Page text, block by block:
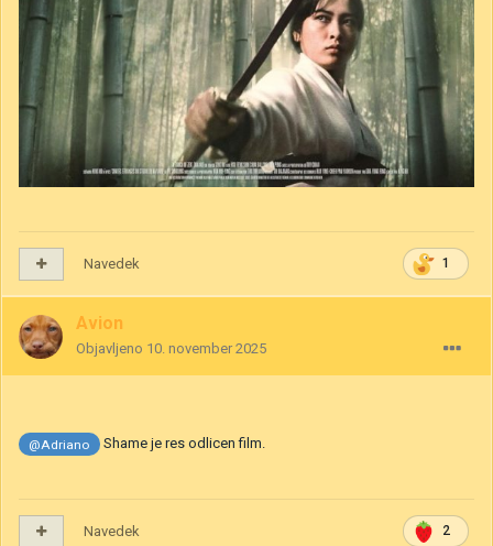
1
Navedek
Avion
Objavljeno 10. november 2025
@Adriano Shame je res odlicen film.
2
Navedek